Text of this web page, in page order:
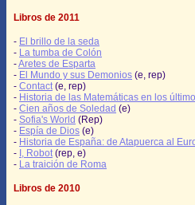
Libros de 2011
- El brillo de la seda
- La tumba de Colón
-Aretes de Esparta
- El Mundo y sus Demonios (e, rep)
- Contact (e, rep)
- Historia de las Matemáticas en los
- Cien años de Soledad (e)
- Sofia's World (Rep)
- Espía de Dios (e)
- Historia de España: de Atapuerca al
- I, Robot (rep, e)
- La traición de Roma
Libros de 2010